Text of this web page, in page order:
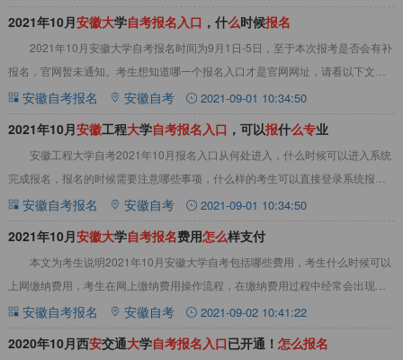
2021年10月安徽大学自考报名入口 ，什么时候报名
2021年10月安徽大学自考报名时间为9月1日-5日，至于本次报考是否会有补
报名，官网暂未通知。考生想知道哪一个报名入口才是官网网址，请看以下文章
内容。2021年10月安徽大学自考
安徽自考报名 安徽自考 2021-09-01 10:34:50
2021年10月安徽工程大学自考报名入口 ，可以报什么专业
安徽工程大学自考2021年10月报名入口从何处进入，什么时候可以进入系统
完成报名，报名的时候需要注意哪些事项，什么样的考生可以直接登录系统报
名？详情请看以下文章内容。2021年10
安徽自考报名 安徽自考 2021-09-01 10:34:50
2021年10月安徽大学自考报名费用怎么样支付
本文为考生说明2021年10月安徽大学自考包括哪些费用，考生什么时候可以
上网缴纳费用，考生在网上缴纳费用操作流程，在缴纳费用过程中经常会出现哪
些问题等。2021年安徽大学自考10月
安徽自考报名 安徽自考 2021-09-02 10:41:22
2020年10月西安交通大学自考报名入口已开通！ 怎么报名